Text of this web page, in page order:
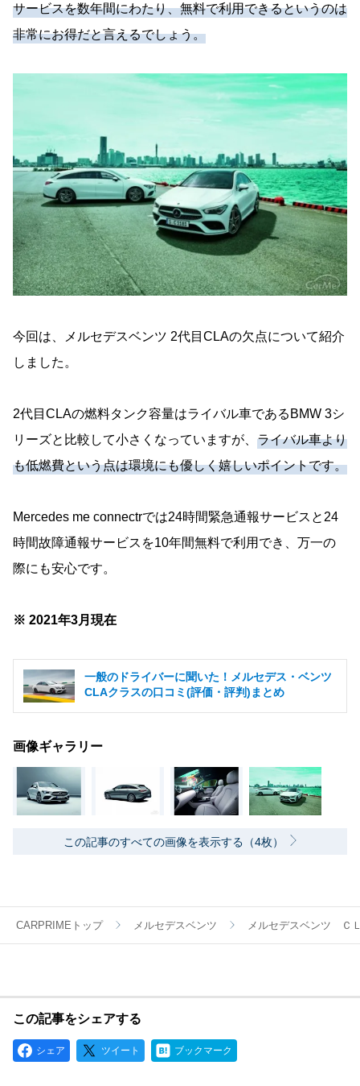
サービスを数年間にわたり、無料で利用できるというのは
非常にお得だと言えるでしょう。
今回は、メルセデスベンツ 2代目CLAの欠点について紹介
しました。
2代目CLAの燃料タンク容量はライバル車であるBMW 3シ
リーズと比較して小さくなっていますが、 ライバル車より
も低燃費という点は環境にも優しく嬉しいポイントです。
Mercedes me connectrでは24時間緊急通報サービスと24
時間故障通報サービスを10年間無料で利用でき、万一の
際にも安心です。
※ 2021年3月現在
一般のドライバーに聞いた！メルセデス・ベンツ
CLAクラスの口コミ(評価・評判)まとめ
画像ギャラリー
この記事のすべての画像を表示する（4枚）
CARPRIMEトップ メルセデスベンツ メルセデスベンツ Ｃ
この記事をシェアする
シェア ツイート ブックマーク